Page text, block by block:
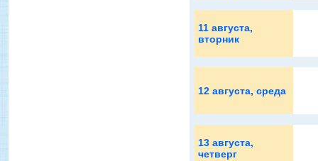
11 августа,
вторник
12 августа, среда
13 августа,
четверг